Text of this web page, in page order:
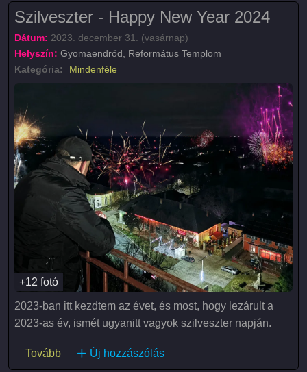
Szilveszter - Happy New Year 2024
Dátum: 2023. december 31. (vasárnap)
Helyszín: Gyomaendrőd, Református Templom
Kategória:
Mindenféle
+12 fotó
2023-ban itt kezdtem az évet, és most, hogy lezárult a
2023-as év, ismét ugyanitt vagyok szilveszter napján.
Tovább(Szilveszter - Happy New Year 2024)
Új hozzászólás